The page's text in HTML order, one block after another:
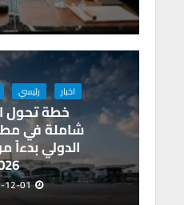
اخبار رئيسي
خطة تحول
شاملة في
الدولي بدءاً
12-01